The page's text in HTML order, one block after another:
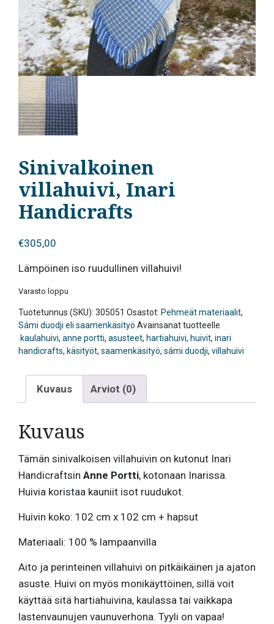
Sinivalkoinen
villahuivi, Inari
Handicrafts
€305,00
Lämpöinen iso ruudullinen villahuivi!
Varasto loppu
Tuotetunnus (SKU): 305051 Osastot: Pehmeät materiaalit,
Sámi duodji eli saamenkäsityö Avainsanat tuotteelle
kaulahuivi, anne portti, asusteet, hartiahuivi, huivit, inari
handicrafts, käsityöt, saamenkäsityö, sámi duodji, villahuivi
Kuvaus Arviot (0)
Kuvaus
Tämän sinivalkoisen villahuivin on kutonut Inari
Handicraftsin Anne Portti, kotonaan Inarissa.
Huivia koristaa kauniit isot ruudukot.
Huivin koko: 102 cm x 102 cm + hapsut
Materiaali: 100 % lampaanvilla
Aito ja perinteinen villahuivi on pitkäikäinen ja ajaton
asuste. Huivi on myös monikäyttöinen, sillä voit
käyttää sitä hartiahuivina, kaulassa tai vaikkapa
lastenvaunujen vaunuverhona. Tyyli on vapaa!